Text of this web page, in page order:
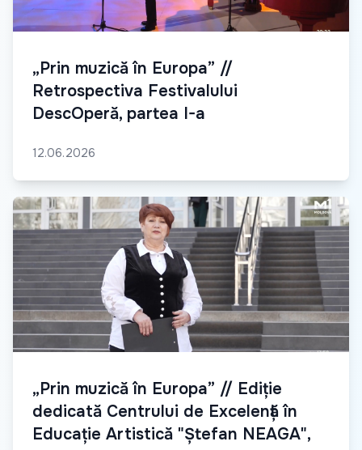
„Prin muzică în Europa” //
Retrospectiva Festivalului
DescOperă, partea I-a
12.06.2026
„Prin muzică în Europa” // Ediție
dedicată Centrului de Excelență în
Educație Artistică "Ștefan NEAGA",